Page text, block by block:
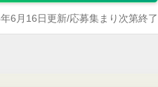
6月16日更新/応募集まり次第終了